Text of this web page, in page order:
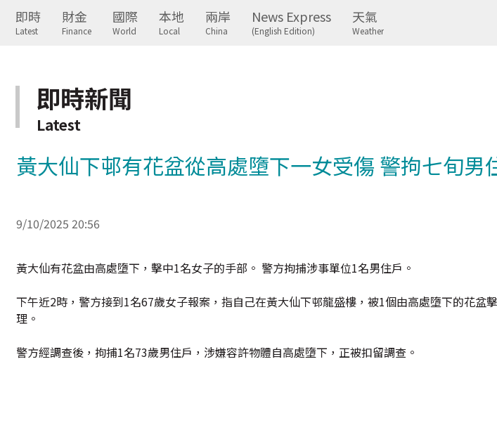
即時
Latest
財金
Finance
國際
World
本地
Local
兩岸
China
News Express
(English Edition)
天氣
Weather
即時新聞
Latest
黃大仙下邨有花盆從高處墮下一女受傷 警拘七旬男
9/10/2025 20:56
黃大仙有花盆由高處墮下，擊中1名女子的手部。 警方拘捕涉事單位1名男住戶。
下午近2時，警方接到1名67歲女子報案，指自己在黃大仙下邨龍盛樓，被1個由高處墮下的花盆
理。
警方經調查後，拘捕1名73歲男住戶，涉嫌容許物體自高處墮下，正被扣留調查。